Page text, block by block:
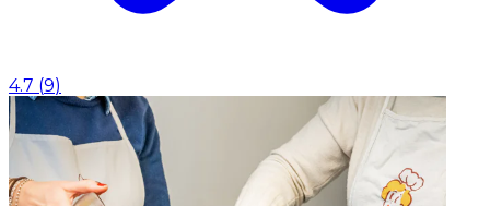
4.7 (9)